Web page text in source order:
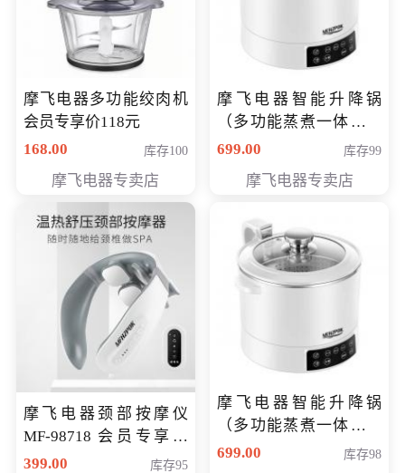
摩飞电器多功能绞肉机
会员专享价118元
168.00
库存100
摩飞电器专卖店
摩飞电器智能升降锅
（多功能蒸煮一体锅）
（智能升降养生锅） 会
699.00 库存99
摩飞电器专卖店
摩飞电器颈部按摩仪
MF-98718 会员专享价
299元
399.00 库存95
摩飞电器智能升降锅
（多功能蒸煮一体锅）
（智能升降养生锅） 会
699.00 库存98